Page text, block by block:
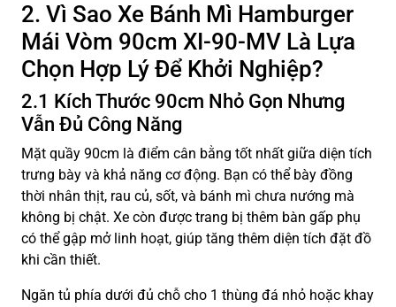
2. Vì Sao Xe Bánh Mì Hamburger
Mái Vòm 90cm XI-90-MV Là Lựa
Chọn Hợp Lý Để Khởi Nghiệp?
2.1 Kích Thước 90cm Nhỏ Gọn Nhưng
Vẫn Đủ Công Năng
Mặt quầy 90cm là điểm cân bằng tốt nhất giữa diện tích
trưng bày và khả năng cơ động. Bạn có thể bày đồng
thời nhân thịt, rau củ, sốt, và bánh mì chưa nướng mà
không bị chật. Xe còn được trang bị thêm bàn gấp phụ
có thể gập mở linh hoạt, giúp tăng thêm diện tích đặt đồ
khi cần thiết.
Ngăn tủ phía dưới đủ chỗ cho 1 thùng đá nhỏ hoặc khay